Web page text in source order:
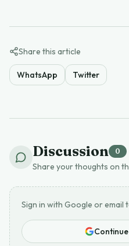
Share this article
WhatsApp Twitter
Discussion 0
Share your thoughts on
Sign in with Google or email